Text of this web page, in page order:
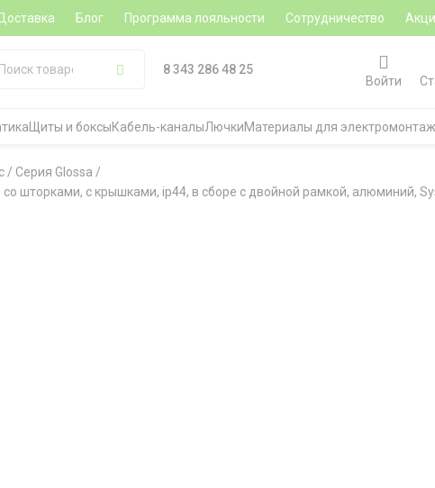
Блог Программа лояльности Сотрудничество
8 343 286 48 25
Войти
Щиты и боксыКабель-каналыЛючкиМатериалы для
/ Серия Glossa /
шторками, с крышками, ip44, в сборе с двойной рамкой, алюминий,